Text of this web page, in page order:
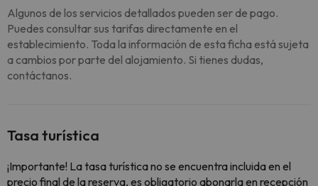
Algunos de los servicios detallados pueden ser de pago.
Puedes consultar sus tarifas directamente en el
establecimiento. Toda la información de esta ficha está sujeta
a cambios por parte del alojamiento. Si tienes dudas,
contáctanos.
Tasa turística
¡Importante! La tasa turística no se encuentra incluida en el
precio final de la reserva, es obligatorio abonarla en recepción